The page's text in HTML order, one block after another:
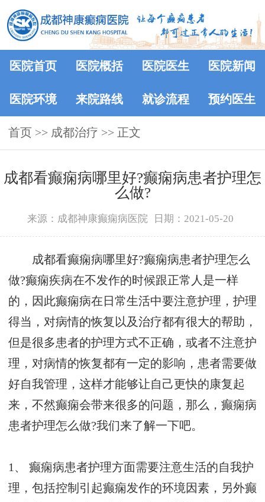
医院首页 医院概括 医院医生 医院新闻
医院环境 来院路线 就诊流程 预约医生
首页 >> 成都治疗 >> 正文
成都看癫痫病哪里好?癫痫病患者护理怎
么做?
来源：成都神康癫痫病医院 日期：2021-05-20
成都看癫痫病哪里好?癫痫病患者护理怎么
做?癫痫疾病在不发作的时候跟正常人是一样
的，因此癫痫病在日常生活中要注意护理，护理
得当，对病情的恢复以及治疗都有很大的帮助，
但是很多患者的护理方式不正确，或者不注意护
理，对病情的恢复都有一定的影响，患者需要做
好自我管理，这样才能够让自己更快的康复起
来，不然癫痫会带来很多的问题，那么，癫痫病
患者护理怎么做?我们来了解一下吧。
1、 癫痫病患者护理方面需要注意生活的自我护
理，包括控制引起癫痫发作的环境因素，另外癫